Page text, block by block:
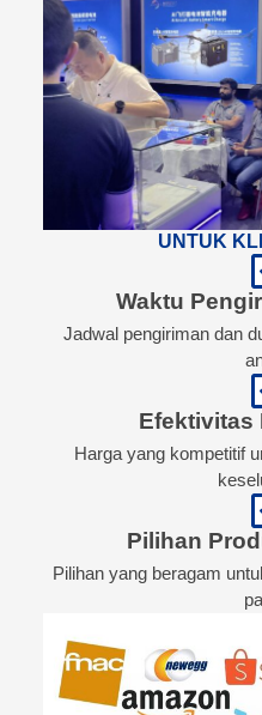
UNTUK
Waktu
Jadwal pengiriman dan
Efektivitas
Harga yang kompetitif
Pilihan
Pilihan yang beragam